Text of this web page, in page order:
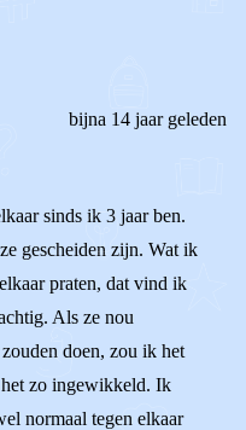
bijna 14 jaar geleden
sinds ik 3 jaar ben.
gescheiden zijn. Wat ik
praten, dat vind ik
Als ze nou
doen, zou ik het
zo ingewikkeld. Ik
normaal tegen elkaar